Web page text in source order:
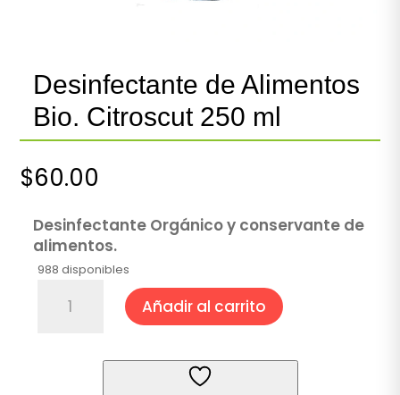
Desinfectante de Alimentos
Bio. Citroscut 250 ml
$60.00
Desinfectante Orgánico y conservante de
alimentos.
988 disponibles
Añadir al carrito